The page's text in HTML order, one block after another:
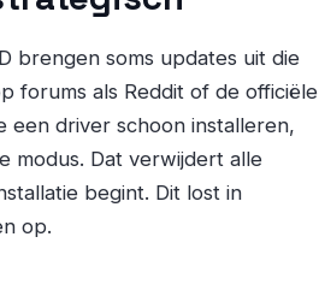
brengen soms updates uit die
forums als Reddit of de officiële
een driver schoon installeren,
modus. Dat verwijdert alle
begint. Dit lost in
op.